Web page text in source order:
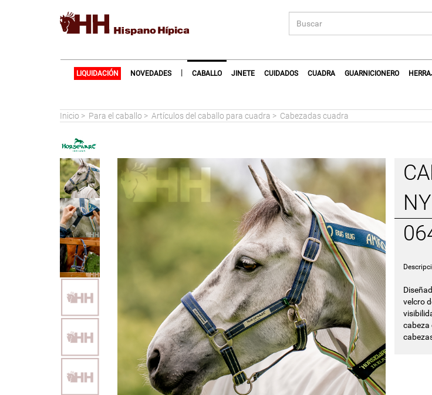
LIQUIDACIÓN NOVEDADES | CABALLO JINETE CUIDADOS CUADRA GUARNICIONERO
Inicio > Para el caballo > Artículos del caballo para cuadra > Cabezadas cuadra
velcro
cabeza